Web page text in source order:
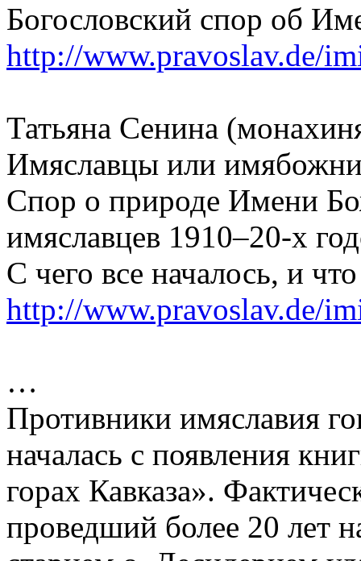
Богословский спор об
http://www.pravoslav.de/
Татьяна Сенина
Имяславцы или
Спор о природе Имени
имяславцев 1910–20-х
С чего все началось, и
http://www.pravoslav.de/
…
Противники имяславия
началась с появления
горах Кавказа».
проведший более 20 лет